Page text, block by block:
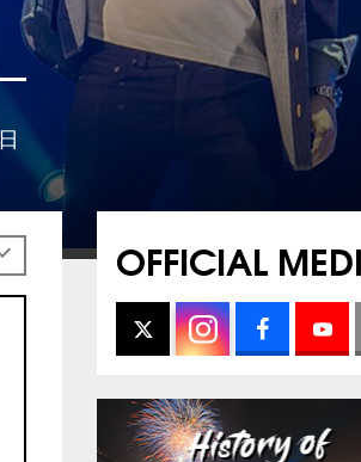
OFFICIAL